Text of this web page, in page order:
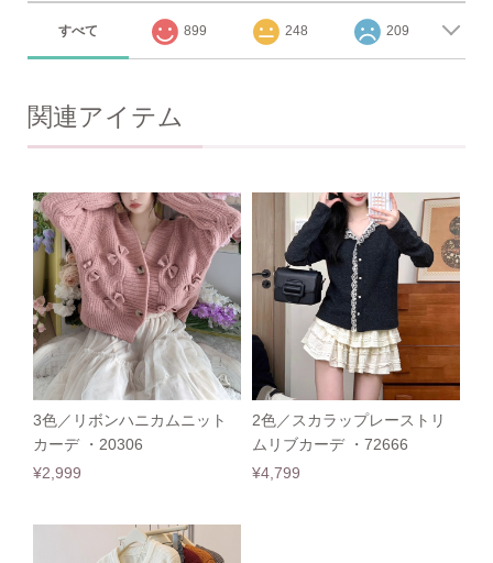
すべて 899 248 209
関連アイテム
3色／リボンハニカムニット
カーデ ・20306
¥2,999
2色／スカラップレーストリ
ムリブカーデ ・72666
¥4,799